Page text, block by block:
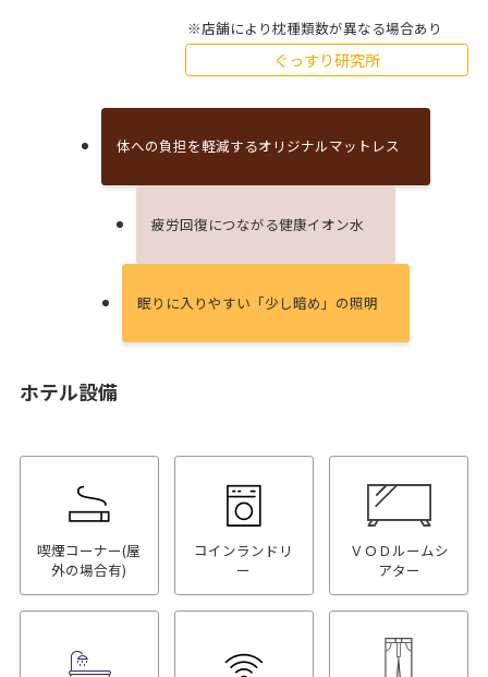
店舗により枕種類数が異なる場合あり
ぐっすり研究所
体への負担を軽減するオリジナルマットレス
疲労回復につながる健康イオン⽔
眠りに⼊りやすい「少し暗め」の照明
ホテル設備
喫煙コーナー(屋
外の場合有)
コインランドリ
ー
ＶＯＤルームシ
アター